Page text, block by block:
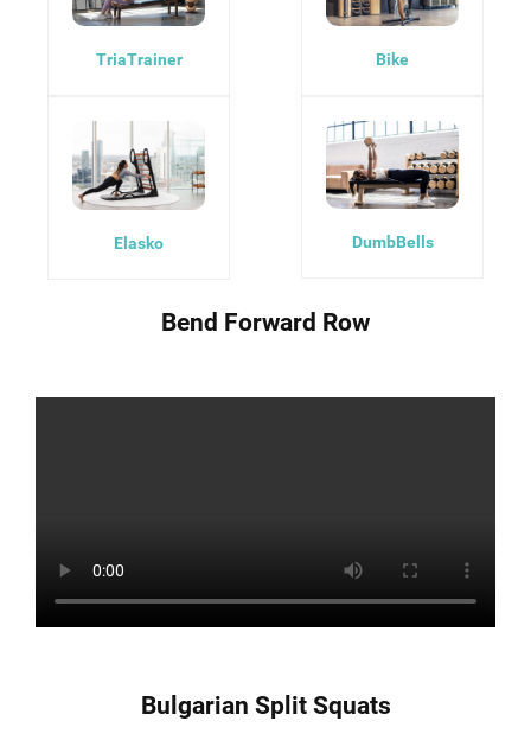
TriaTrainer
Elasko
Bike
DumbBells
Bend Forward Row
Bulgarian Split Squats